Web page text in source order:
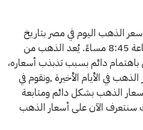
الذهب اليوم في مصر بتاريخ
الجمعة 8 مايو الساعة 8:45 مساءً. يُعد الذهب من
دائم بسبب تذبذب أسعاره،
في الأيام الأخيرة ,ونقوم في
أسعار الذهب بشكل دائم ومتابعة
سنتعرف الآن على أسعار الذهب